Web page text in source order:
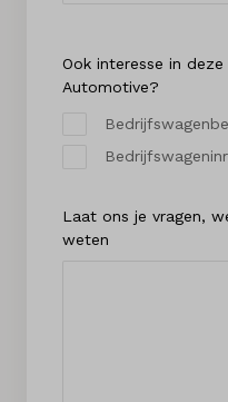
Ook interesse in
Automotive?
Laat ons je vragen,
weten